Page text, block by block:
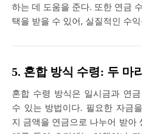
하는 데 도움을 준다. 또한 연금
택을 받을 수 있어, 실질적인 수
5. 혼합 방식 수령: 두 마
혼합 수령 방식은 일시금과 연
수 있는 방법이다. 필요한 자금
지 금액을 연금으로 나누어 받아